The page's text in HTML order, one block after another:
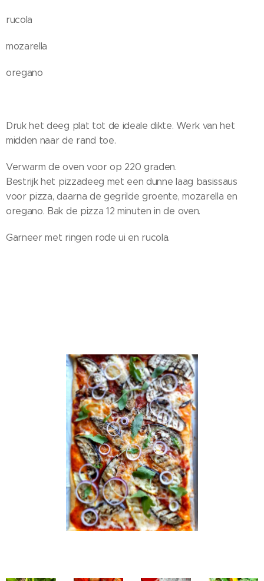
rucola
mozarella
oregano
Druk het deeg plat tot de ideale dikte. Werk van het
midden naar de rand toe.
Verwarm de oven voor op 220 graden.
Bestrijk het pizzadeeg met een dunne laag basissaus
voor pizza, daarna de gegrilde groente, mozarella en
oregano. Bak de pizza 12 minuten in de oven.
Garneer met ringen rode ui en rucola.